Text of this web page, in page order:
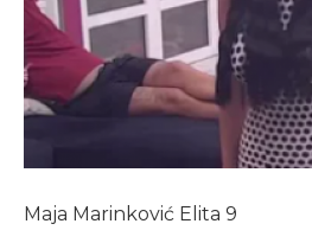
Maja Marinković Elita 9